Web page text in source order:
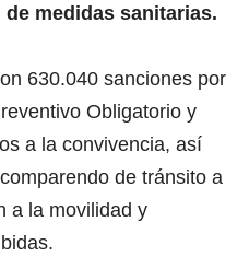
medidas sanitarias.
630.040 sanciones por
Obligatorio y
a la convivencia, así
de tránsito a
a la movilidad y